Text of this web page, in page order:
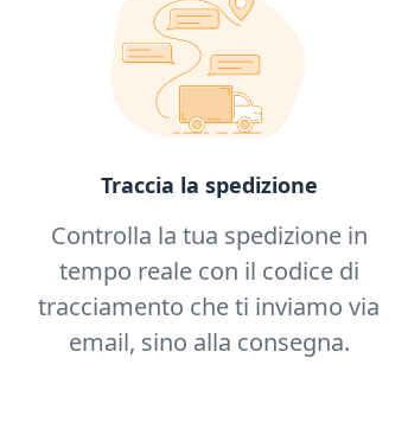
Traccia la spedizione
Controlla la tua spedizione in
tempo reale con il codice di
tracciamento che ti inviamo via
email, sino alla consegna.